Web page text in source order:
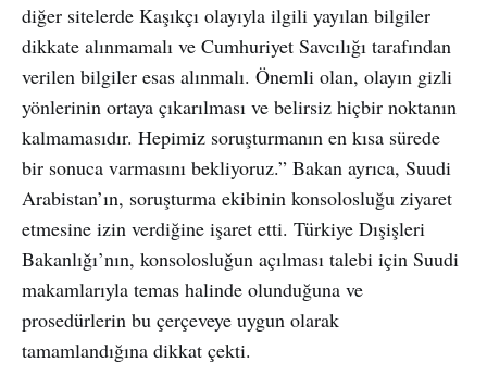
diğer sitelerde Kaşıkçı olayıyla ilgili yayılan bilgiler
dikkate alınmamalı ve Cumhuriyet Savcılığı tarafından
verilen bilgiler esas alınmalı. Önemli olan, olayın gizli
yönlerinin ortaya çıkarılması ve belirsiz hiçbir noktanın
kalmamasıdır. Hepimiz soruşturmanın en kısa sürede
bir sonuca varmasını bekliyoruz.” Bakan ayrıca, Suudi
Arabistan’ın, soruşturma ekibinin konsolosluğu ziyaret
etmesine izin verdiğine işaret etti. Türkiye Dışişleri
Bakanlığı’nın, konsolosluğun açılması talebi için Suudi
makamlarıyla temas halinde olunduğuna ve
prosedürlerin bu çerçeveye uygun olarak
tamamlandığına dikkat çekti.